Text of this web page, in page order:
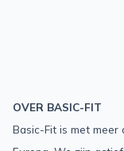
OVER BASIC-FIT ​
Basic-Fit is met